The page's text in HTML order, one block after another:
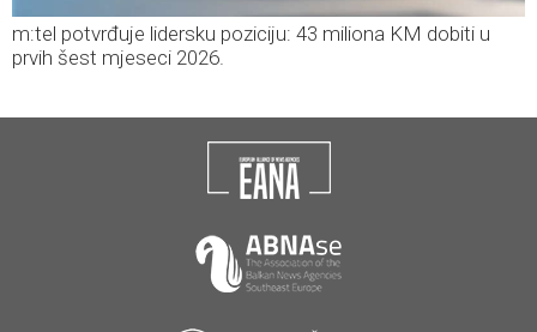
m:tel potvrđuje lidersku poziciju: 43 miliona KM dobiti u
prvih šest mjeseci 2026.